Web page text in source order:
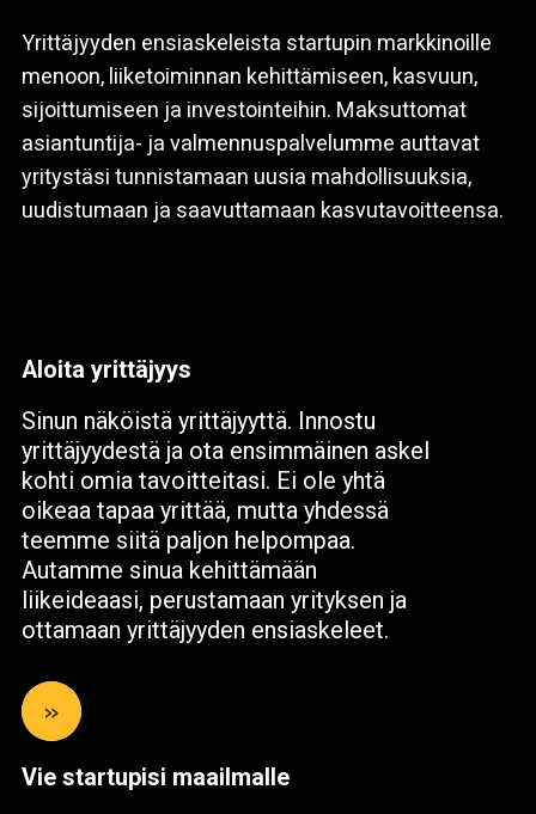
Yrittäjyyden ensiaskeleista startupin markkinoille
menoon, liiketoiminnan kehittämiseen, kasvuun,
sijoittumiseen ja investointeihin. Maksuttomat
asiantuntija- ja valmennuspalvelumme auttavat
yritystäsi tunnistamaan uusia mahdollisuuksia,
uudistumaan ja saavuttamaan kasvutavoitteensa.
Aloita yrittäjyys
Sinun näköistä yrittäjyyttä. Innostu
yrittäjyydestä ja ota ensimmäinen askel
kohti omia tavoitteitasi. Ei ole yhtä
oikeaa tapaa yrittää, mutta yhdessä
teemme siitä paljon helpompaa.
Autamme sinua kehittämään
liikeideaasi, perustamaan yrityksen ja
ottamaan yrittäjyyden ensiaskeleet.
»
Vie startupisi maailmalle